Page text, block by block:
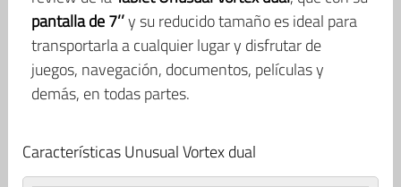
pantalla de 7’’y su reducido tamaño es ideal para
transportarla a cualquier lugar y disfrutar de
juegos, navegación, documentos, películas y
demás, en todas partes.
Características Unusual Vortex dual